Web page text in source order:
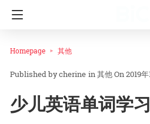
Homepage 其他
cherine in其他On 2019
少儿英语单词学